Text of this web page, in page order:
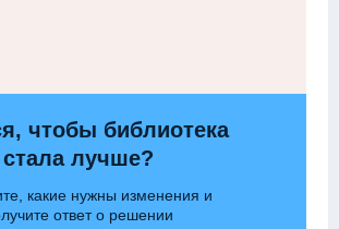
чтобы библиотека
стала лучше?
какие нужны изменения и
ответ о решении